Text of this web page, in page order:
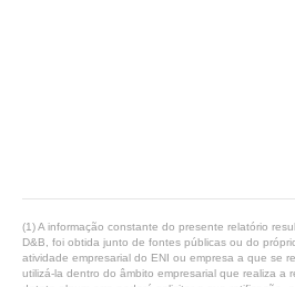
(1) A informação constante do presente relatório
D&B, foi obtida junto de fontes públicas ou do
atividade empresarial do ENI ou empresa a que se
utilizá-la dentro do âmbito empresarial que realiza a